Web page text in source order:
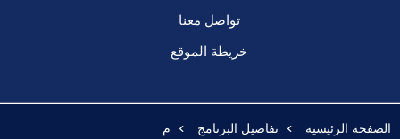
تواصل معنا
خريطة الموقع
الصفحه الرئيسيه تفاصيل البرنامج م